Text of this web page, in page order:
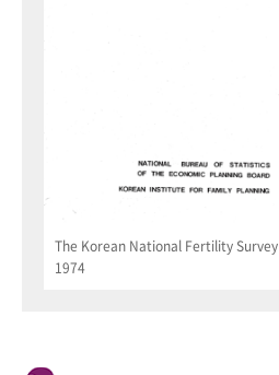
The Korean National Fertility Survey
1974